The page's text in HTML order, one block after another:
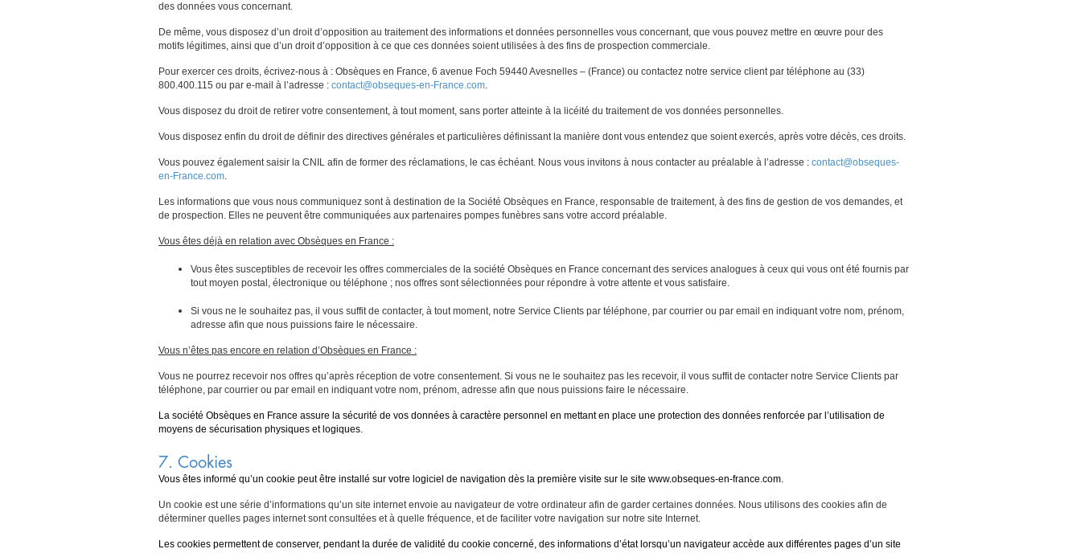
des données vous concernant.
De même, vous disposez d’un droit d’opposition au traitement des informations et données personnelles vous concernant, que vous pouvez mettre en œuvre pour des
motifs légitimes, ainsi que d’un droit d’opposition à ce que ces données soient utilisées à des fins de prospection commerciale.
Pour exercer ces droits, écrivez-nous à : Obsèques en France, 6 avenue Foch 59440 Avesnelles – (France) ou contactez notre service client par téléphone au (33)
800.400.115 ou par e-mail à l’adresse : contact@obseques-en-France.com.
Vous disposez du droit de retirer votre consentement, à tout moment, sans porter atteinte à la licéité du traitement de vos données personnelles.
Vous disposez enfin du droit de définir des directives générales et particulières définissant la manière dont vous entendez que soient exercés, après votre décès, ces droits.
Vous pouvez également saisir la CNIL afin de former des réclamations, le cas échéant. Nous vous invitons à nous contacter au préalable à l’adresse : contact@obseques-
en-France.com.
Les informations que vous nous communiquez sont à destination de la Société Obsèques en France, responsable de traitement, à des fins de gestion de vos demandes, et
de prospection. Elles ne peuvent être communiquées aux partenaires pompes funèbres sans votre accord préalable.
Vous êtes déjà en relation avec Obsèques en France :
Vous êtes susceptibles de recevoir les offres commerciales de la société Obsèques en France concernant des services analogues à ceux qui vous ont été fournis par
tout moyen postal, électronique ou téléphone ; nos offres sont sélectionnées pour répondre à votre attente et vous satisfaire.
Si vous ne le souhaitez pas, il vous suffit de contacter, à tout moment, notre Service Clients par téléphone, par courrier ou par email en indiquant votre nom, prénom,
adresse afin que nous puissions faire le nécessaire.
Vous n’êtes pas encore en relation d’Obsèques en France :
Vous ne pourrez recevoir nos offres qu’après réception de votre consentement. Si vous ne le souhaitez pas les recevoir, il vous suffit de contacter notre Service Clients par
téléphone, par courrier ou par email en indiquant votre nom, prénom, adresse afin que nous puissions faire le nécessaire.
La société Obsèques en France assure la sécurité de vos données à caractère personnel en mettant en place une protection des données renforcée par l’utilisation de
moyens de sécurisation physiques et logiques.
7. Cookies
Vous êtes informé qu’un cookie peut être installé sur votre logiciel de navigation dès la première visite sur le site www.obseques-en-france.com.
Un cookie est une série d’informations qu’un site internet envoie au navigateur de votre ordinateur afin de garder certaines données. Nous utilisons des cookies afin de
déterminer quelles pages internet sont consultées et à quelle fréquence, et de faciliter votre navigation sur notre site Internet.
Les cookies permettent de conserver, pendant la durée de validité du cookie concerné, des informations d’état lorsqu’un navigateur accède aux différentes pages d’un site